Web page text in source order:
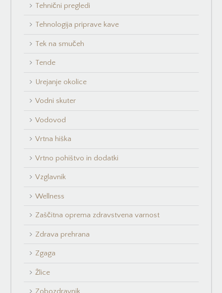
Tehnični pregledi
Tehnologija priprave kave
Tek na smučeh
Tende
Urejanje okolice
Vodni skuter
Vodovod
Vrtna hiška
Vrtno pohištvo in dodatki
Vzglavnik
Wellness
Zaščitna oprema zdravstvena varnost
Zdrava prehrana
Zgaga
Žlice